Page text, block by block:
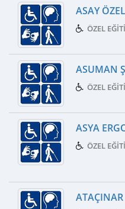
ASAY
ÖZEL
ASUMAN
ÖZEL
ASYA
ÖZEL